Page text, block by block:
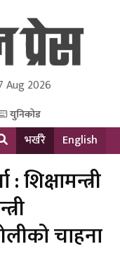
Pvt Ltd.
Aug 2026
युनिकोड
भर्खरै English
शिक्षामन्त्री
चाहना